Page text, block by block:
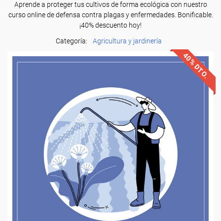
Aprende a proteger tus cultivos de forma ecológica con nuestro
curso online de defensa contra plagas y enfermedades. Bonificable.
¡40% descuento hoy!
Categoría:
Agricultura y jardinería
40% DTO.